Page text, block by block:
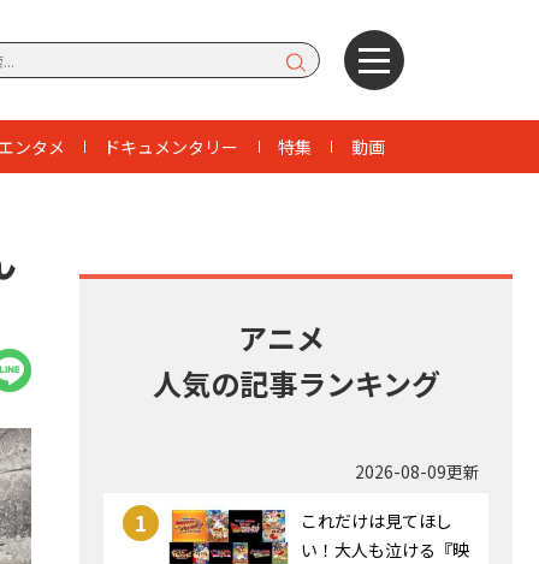
ンタメ ドキュメンタリー 特集 動画
アニメ
人気の記事ランキング
2026-08-09更新
1
これだけは見てほし
い！大人も泣ける『映